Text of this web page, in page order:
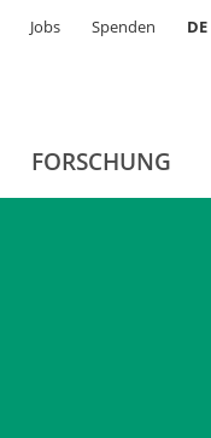
Jobs Spenden DE
FORSCHUNG